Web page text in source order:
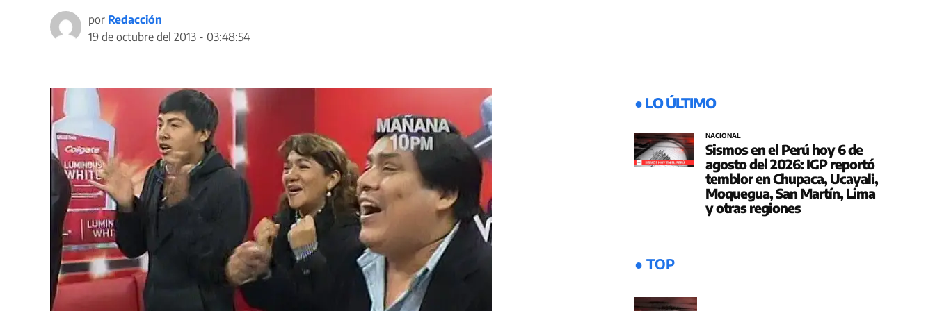
por Redacción
19 de octubre del 2013 - 03:48:54
● LO ÚLTIMO
NACIONAL
Sismos en el Perú hoy 6 de
agosto del 2026: IGP reportó
temblor en Chupaca, Ucayali,
Moquegua, San Martín, Lima
y otras regiones
● TOP